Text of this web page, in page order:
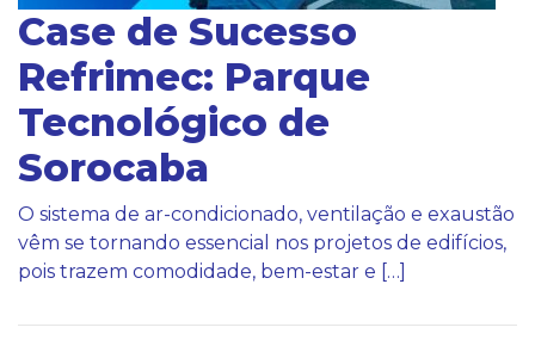
Case de Sucesso
Refrimec: Parque
Tecnológico de
Sorocaba
O sistema de ar-condicionado, ventilação e exaustão
vêm se tornando essencial nos projetos de edifícios,
pois trazem comodidade, bem-estar e […]